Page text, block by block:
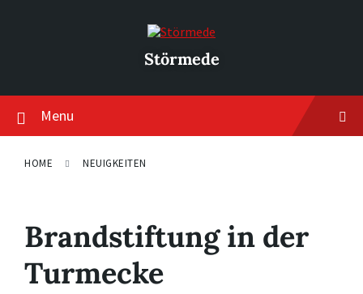
Störmede
Menu
HOME NEUIGKEITEN
Brandstiftung in der
Turmecke